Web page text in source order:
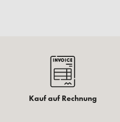
Kauf auf Rechnung